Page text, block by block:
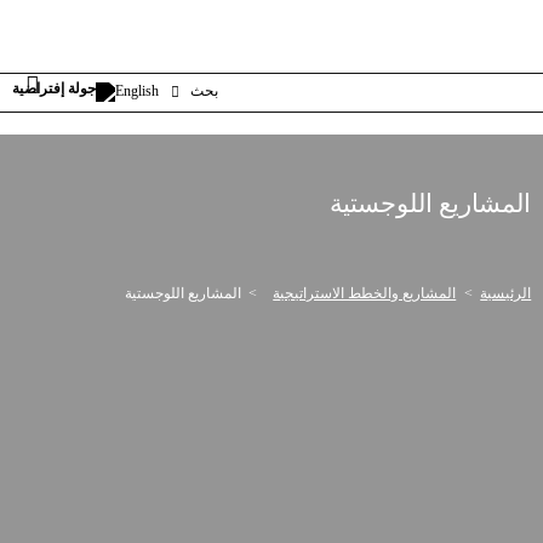
بحث English
المشاريع اللوجستية
الرئيسية المشاريع والخطط الاستراتيجية المشاريع اللوجستية